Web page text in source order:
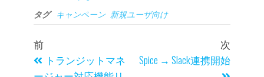
ok
タグ キャンペーン 新規ユーザ向け
前
トランジットマネ
次
Spice → Slack連携開始